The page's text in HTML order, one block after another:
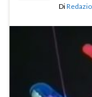
Di